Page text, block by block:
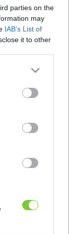
parties on the
may
IAB’s List of
it to other
more Google
may click to
tags to
below Google